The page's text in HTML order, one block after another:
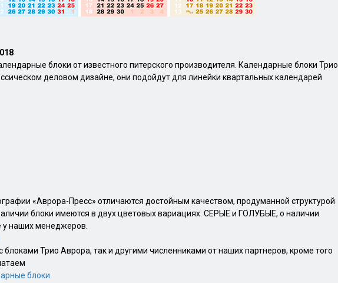
блоки от известного питерского производителя. Календарные блоки Трио
деловом дизайне, они подойдут для линейки квартальных календарей
«Аврора-Пресс» отличаются достойным качеством, продуманной структурой
блоки имеются в двух цветовых вариациях: СЕРЫЕ и ГОЛУБЫЕ, о наличии
у наших менеджеров.
блоками Трио Аврора, так и другими численниками от наших партнеров, кроме того
блоки